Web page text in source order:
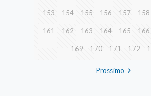
153 154 155 156 157 158
161 162 163 164 165 166
169 170 171 172
Prossimo